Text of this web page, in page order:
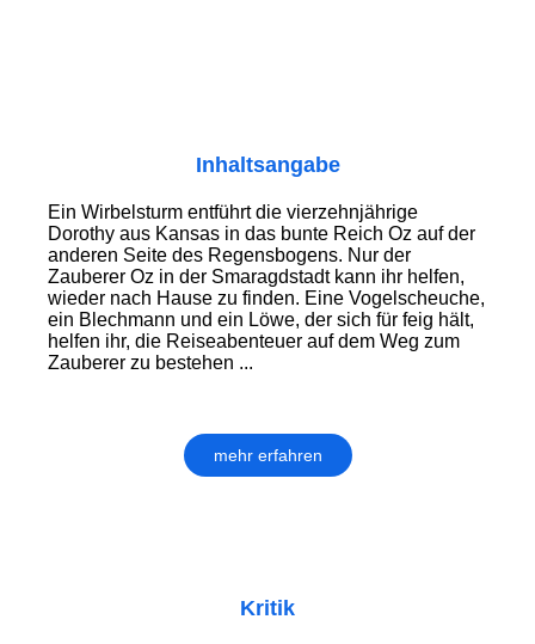
Inhaltsangabe
Ein Wirbelsturm entführt die vierzehnjährige
Dorothy aus Kansas in das bunte Reich Oz auf der
anderen Seite des Regensbogens. Nur der
Zauberer Oz in der Smaragdstadt kann ihr helfen,
wieder nach Hause zu finden. Eine Vogelscheuche,
ein Blechmann und ein Löwe, der sich für feig hält,
helfen ihr, die Reiseabenteuer auf dem Weg zum
Zauberer zu bestehen ...
mehr erfahren
Kritik